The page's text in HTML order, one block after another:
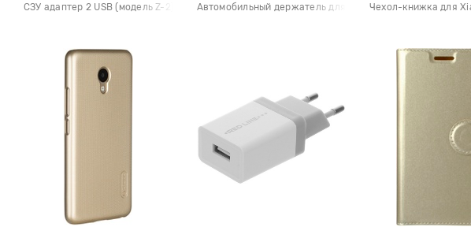
СЗУ адаптер 2 USB (модель Z-2) 2,1A Fast Charge белый, Redline
Автомобильный держатель для планшета,Чехол-книжка для